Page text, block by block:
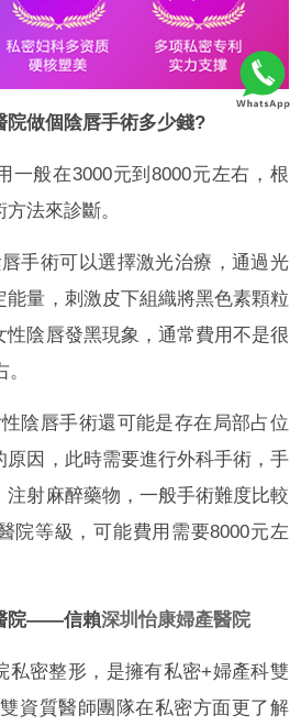
院做個陰唇手術多少錢?
一般在3000元到8000元左右，根
法來診斷。
手術可以選擇激光治療，通過光
能量，刺激皮下組織將黑色素顆粒
性陰唇發黑現象，通常費用不是很
陰唇手術還可能是存在局部占位
原因，此時需要進行外科手術，手
注射麻醉藥物，一般手術難度比較
院等級，可能費用需要8000元左
院——信賴深圳怡康婦產醫院
私密整形，是擁有私密+婦產科雙
資質醫師團隊在私密方面更了解